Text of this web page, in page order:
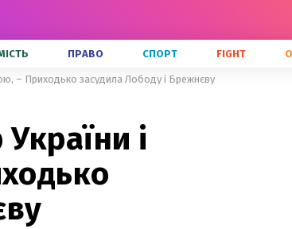
ПРАВО СПОРТ FIGHT
– Приходько засудила Лободу і Брежнєву
і